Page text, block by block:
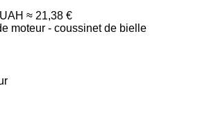
≈ 21,38 €
moteur - coussinet de bielle